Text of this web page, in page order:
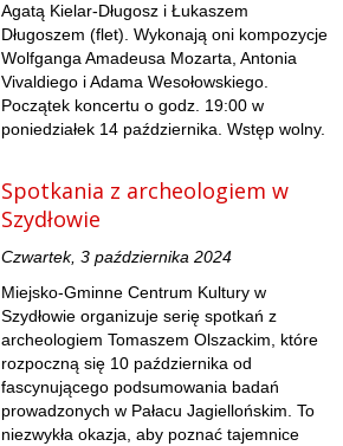
Agatą Kielar-Długosz i Łukaszem
Długoszem (flet). Wykonają oni kompozycje
Wolfganga Amadeusa Mozarta, Antonia
Vivaldiego i Adama Wesołowskiego.
Początek koncertu o godz. 19:00 w
poniedziałek 14 października. Wstęp wolny.
Spotkania z archeologiem w
Szydłowie
Czwartek, 3 października 2024
Miejsko-Gminne Centrum Kultury w
Szydłowie organizuje serię spotkań z
archeologiem Tomaszem Olszackim, które
rozpoczną się 10 października od
fascynującego podsumowania badań
prowadzonych w Pałacu Jagiellońskim. To
niezwykła okazja, aby poznać tajemnice